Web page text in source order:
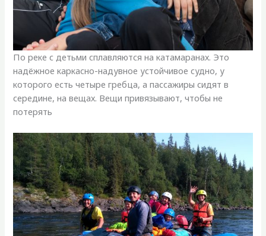
По реке с детьми сплавляются на катамаранах. Это
надёжное каркасно-надувное устойчивое судно, у
которого есть четыре гребца, а пассажиры сидят в
середине, на вещах. Вещи привязывают, чтобы не
потерять